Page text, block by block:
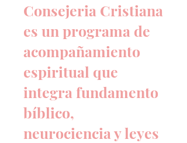
Consejeria Cristiana
es un programa de
acompañamiento
espiritual que
integra fundamento
bíblico,
neurociencia y leyes